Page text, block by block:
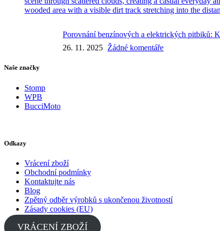
Porovnání benzínových a elektrických pitbiků:
26. 11. 2025 Žádné komentáře
Naše značky
Stomp
WPB
BucciMoto
Odkazy
Vrácení zboží
Obchodní podmínky
Kontaktujte nás
Blog
Zpětný odběr výrobků s ukončenou životností
Zásady cookies (EU)
VRÁCENÍ ZBOŽÍ